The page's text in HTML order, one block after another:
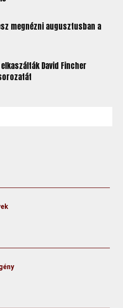
megnézni augusztusban a
David Fincher